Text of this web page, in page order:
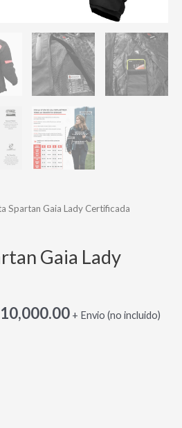
Spartan Gaia Lady Certificada
Gaia Lady
+ Envio (no incluido)